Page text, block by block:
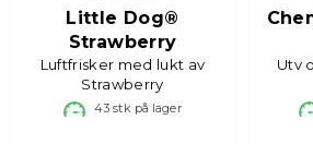
Little Dog®
Strawberry
Luftfrisker med lukt av
Strawberry
43 stk på lager
Utv